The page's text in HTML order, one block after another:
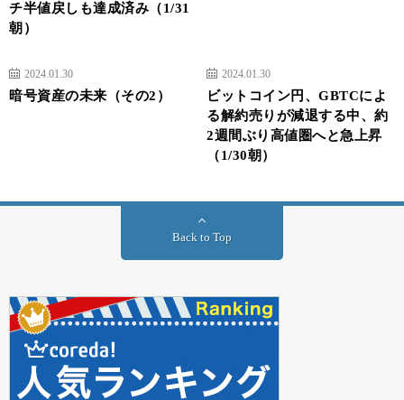
チ半値戻しも達成済み（1/31
朝）
2024.01.30
暗号資産の未来（その2）
2024.01.30
ビットコイン円、GBTCによ
る解約売りが減退する中、約
2週間ぶり高値圏へと急上昇
（1/30朝）
Back to Top